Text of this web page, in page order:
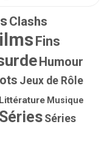
Clashs
Fins
Humour
Jeux de Rôle
Littérature Musique
Séries Séries